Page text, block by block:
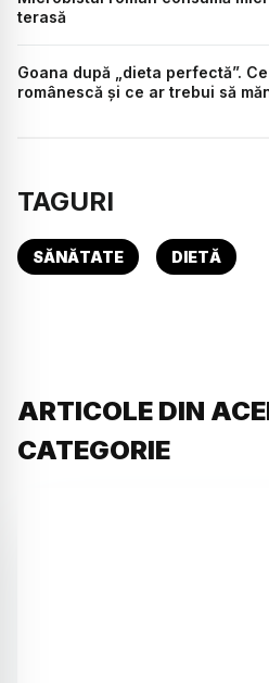
terasă
Goana după „dieta perfectă”.
românescă și ce ar trebui să
TAGURI
SĂNĂTATE DIETĂ
ARTICOLE DIN
CATEGORIE